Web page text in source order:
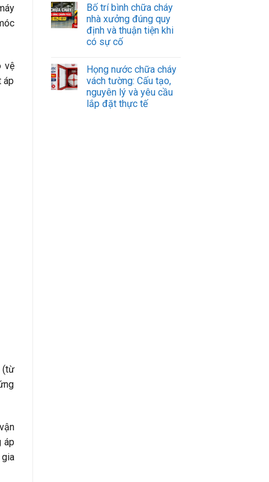
vệ
áp
(từ
áp
Bố trí bình chữa cháy
nhà xưởng đúng quy
định và thuận tiện khi
có sự cố
Họng nước chữa cháy
vách tường: Cấu tạo,
nguyên lý và yêu cầu
lắp đặt thực tế